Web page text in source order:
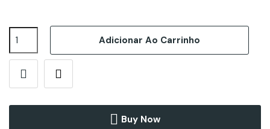
Adicionar Ao Carrinho
Buy Now